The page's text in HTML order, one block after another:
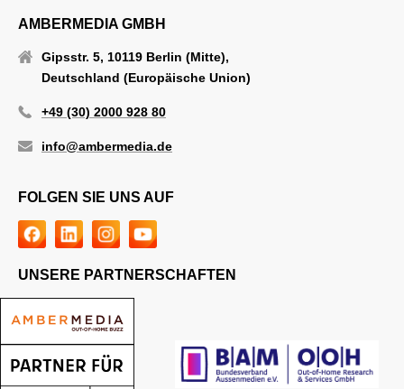
AMBERMEDIA GMBH
Gipsstr. 5, 10119 Berlin (Mitte),
Deutschland (Europäische Union)
+49 (30) 2000 928 80
info@ambermedia.de
FOLGEN SIE UNS AUF
UNSERE PARTNERSCHAFTEN